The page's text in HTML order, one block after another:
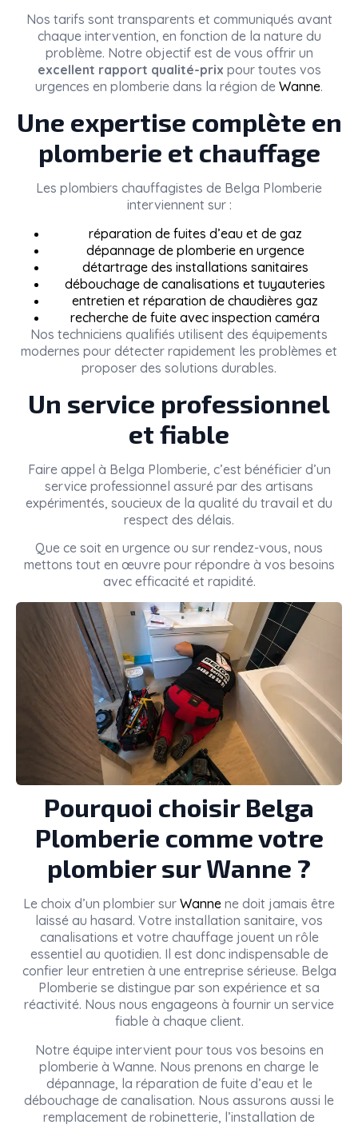
Nos tarifs sont transparents et communiqués avant
chaque intervention, en fonction de la nature du
problème. Notre objectif est de vous offrir un
excellent rapport qualité-prix pour toutes vos
urgences en plomberie dans la région de Wanne.
Une expertise complète en
plomberie et chauffage
Les plombiers chauffagistes de Belga Plomberie
interviennent sur :
réparation de fuites d’eau et de gaz
dépannage de plomberie en urgence
détartrage des installations sanitaires
débouchage de canalisations et tuyauteries
entretien et réparation de chaudières gaz
recherche de fuite avec inspection caméra
Nos techniciens qualifiés utilisent des équipements
modernes pour détecter rapidement les problèmes et
proposer des solutions durables.
Un service professionnel
et fiable
Faire appel à Belga Plomberie, c’est bénéficier d’un
service professionnel assuré par des artisans
expérimentés, soucieux de la qualité du travail et du
respect des délais.
Que ce soit en urgence ou sur rendez-vous, nous
mettons tout en œuvre pour répondre à vos besoins
avec efficacité et rapidité.
Pourquoi choisir Belga
Plomberie comme votre
plombier sur Wanne ?
Le choix d’un plombier sur Wanne ne doit jamais être
laissé au hasard. Votre installation sanitaire, vos
canalisations et votre chauffage jouent un rôle
essentiel au quotidien. Il est donc indispensable de
confier leur entretien à une entreprise sérieuse. Belga
Plomberie se distingue par son expérience et sa
réactivité. Nous nous engageons à fournir un service
fiable à chaque client.
Notre équipe intervient pour tous vos besoins en
plomberie à Wanne. Nous prenons en charge le
dépannage, la réparation de fuite d’eau et le
débouchage de canalisation. Nous assurons aussi le
remplacement de robinetterie, l’installation de